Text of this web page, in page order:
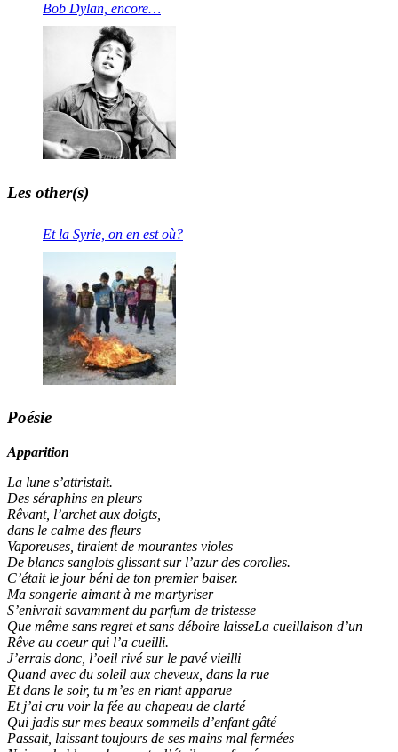
Bob Dylan, encore…
Les other(s)
Et la Syrie, on en est où?
Poésie
Apparition
La lune s’attristait.
Des séraphins en pleurs
Rêvant, l’archet aux doigts,
dans le calme des fleurs
Vaporeuses, tiraient de mourantes violes
De blancs sanglots glissant sur l’azur des corolles.
C’était le jour béni de ton premier baiser.
Ma songerie aimant à me martyriser
S’enivrait savamment du parfum de tristesse
Que même sans regret et sans déboire laisseLa cueillaison d’un
Rêve au coeur qui l’a cueilli.
J’errais donc, l’oeil rivé sur le pavé vieilli
Quand avec du soleil aux cheveux, dans la rue
Et dans le soir, tu m’es en riant apparue
Et j’ai cru voir la fée au chapeau de clarté
Qui jadis sur mes beaux sommeils d’enfant gâté
Passait, laissant toujours de ses mains mal fermées